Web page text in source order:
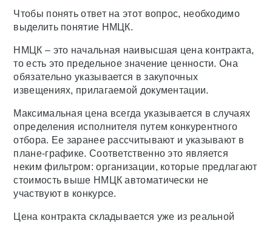
Чтобы понять ответ на этот вопрос, необходимо
выделить понятие НМЦК.
НМЦК – это начальная наивысшая цена контракта,
то есть это предельное значение ценности. Она
обязательно указывается в закупочных
извещениях, прилагаемой документации.
Максимальная цена всегда указывается в случаях
определения исполнителя путем конкурентного
отбора. Ее заранее рассчитывают и указывают в
плане-графике. Соответственно это является
неким фильтром: организации, которые предлагают
стоимость выше НМЦК автоматически не
участвуют в конкурсе.
Цена контракта складывается уже из реальной